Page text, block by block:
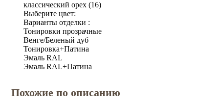
классический орех (16)
Выберите цвет:
Варианты отделки :
Тонировки прозрачные
Венге/Беленый дуб
Тонировка+Патина
Эмаль RAL
Эмаль RAL+Патина